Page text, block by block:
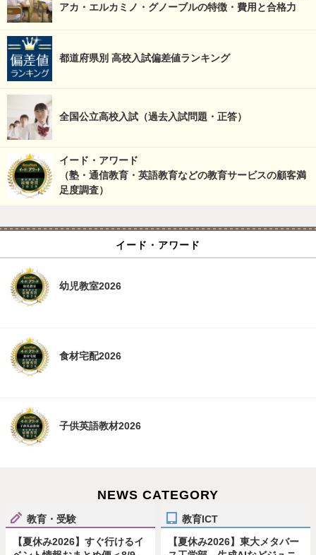
アカ・エルカミノ・グノーブルの特徴・費用と合格力
都道府県別 高校入試偏差値ランキング
全国公立高校入試（過去入試問題・正答）
イード・アワード
（塾・通信教育・英語教育などの教育サービスの顧客満
足度調査）
イード・アワード
幼児教室2026
食材宅配2026
子供英語教材2026
NEWS CATEGORY
教育・受験
【夏休み2026】すぐ行けるイ
教育ICT
【夏休み2026】東大メタバー